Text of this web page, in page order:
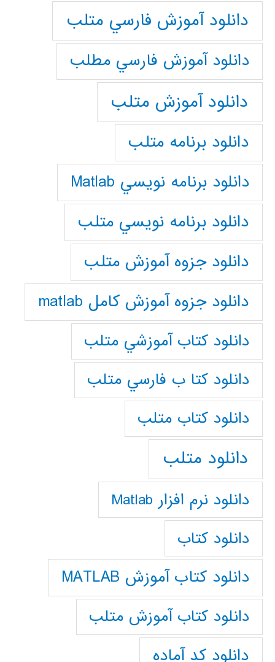
دانلود آموزش فارسي متلب
دانلود آموزش فارسي مطلب
دانلود آموزش متلب
دانلود برنامه متلب
دانلود برنامه نويسي Matlab
دانلود برنامه نويسي متلب
دانلود جزوه آموزش متلب
دانلود جزوه آموزش کامل matlab
دانلود كتاب آموزشي متلب
دانلود كتا ب فارسي متلب
دانلود كتاب متلب
دانلود متلب
دانلود نرم افزار Matlab
دانلود کتاب
دانلود کتاب آموزش MATLAB
دانلود کتاب آموزش متلب
دانلود کد آماده